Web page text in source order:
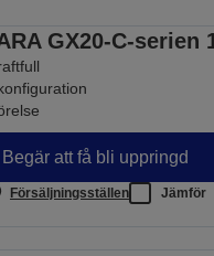
GX20-C-serien
Begär att få bli uppringd
Försäljningsställen Jämför